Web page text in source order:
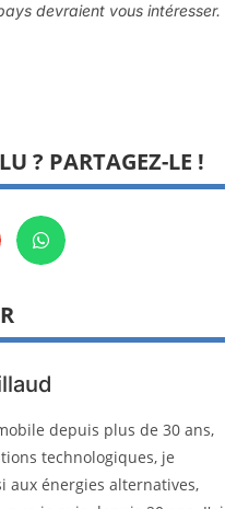
devraient vous intéresser.
? PARTAGEZ-LE !
depuis plus de 30 ans,
technologiques, je
aux énergies alternatives,